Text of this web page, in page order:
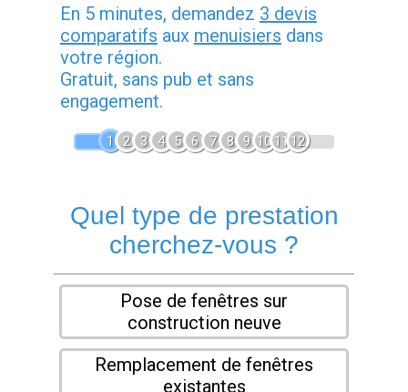
En 5 minutes, demandez 3 devis
comparatifs aux menuisiers dans
votre région.
Gratuit, sans pub et sans
engagement.
1 2 3 4 5 6 7 8 9 1011 12
Quel type de prestation
cherchez-vous ?
Pose de fenêtres sur
construction neuve
Remplacement de fenêtres
existantes